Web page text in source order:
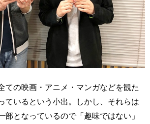
ての映画・アニメ・マンガなどを観た
ているという小出。しかし、それらは
部となっているので「趣味ではない」